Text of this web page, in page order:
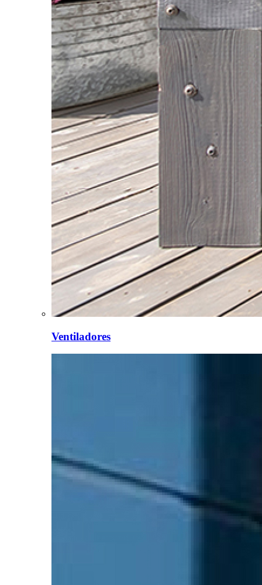
Ventiladores